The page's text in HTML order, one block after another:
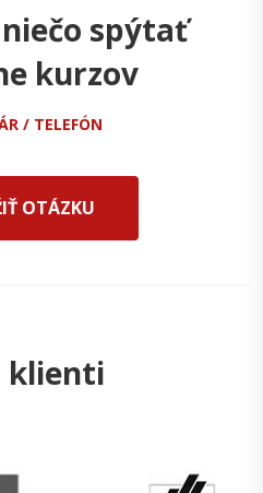
spýtať
kurzov
/ TELEFÓN
OTÁZKU
klienti